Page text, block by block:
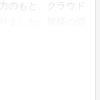
のもと、クラウド